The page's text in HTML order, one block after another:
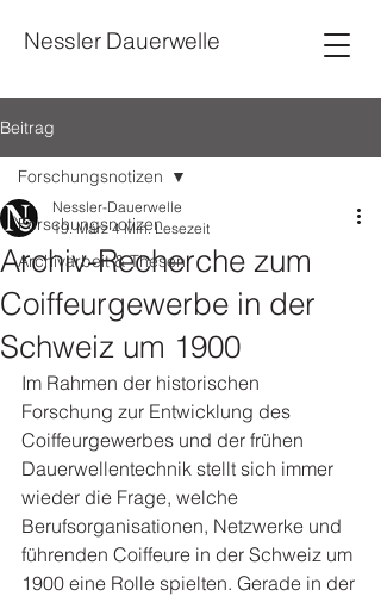
Nessler Dauerwelle
Beitrag
Forschungsnotizen
Archivarbeit & Thesen
Forschungsnotizen
Archiv-Recherche zum
Coiffeurgewerbe in der
Schweiz um 1900
Nessler-Dauerwelle
19. März 4 Min. Lesezeit
Im Rahmen der historischen
Forschung zur Entwicklung des
Coiffeurgewerbes und der frühen
Dauerwellentechnik stellt sich immer
wieder die Frage, welche
Berufsorganisationen, Netzwerke und
führenden Coiffeure in der Schweiz um
1900 eine Rolle spielten. Gerade in der